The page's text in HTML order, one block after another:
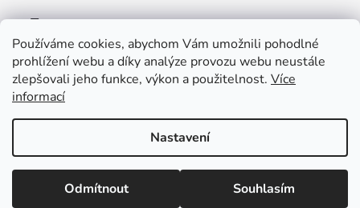
Používáme cookies, abychom Vám umožnili pohodlné
prohlížení webu a díky analýze provozu webu neustále
zlepšovali jeho funkce, výkon a použitelnost. Více
informací
Nastavení
Odmítnout Souhlasím
+420 731 157 590
AudioNIKA Poradna MED-EL
Vytvořil Shoptet
Copyright 2026AudioNIKA
. Všechna práva vyhrazena.